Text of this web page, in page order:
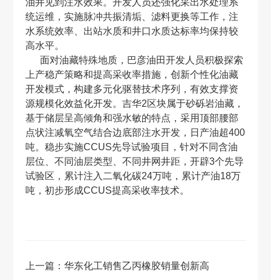
统运维，实施脉冲共振清垢、滤料更换等工作，注
水系统效率、出站水质和井口水质达标率均保持较
高水平。
面对油藏特殊地质，巴彦油田开发人员积极探索
上产稳产策略和提高采收率措施，创新个性化油藏
开发模式，构建多元化驱替技术序列，有效支撑资
源规模化效益化开发。吉华2区块属于砂砾岩油藏，
基于储层呈高倾角和强水敏的特点，采用顶部腰部
点状注减氧空气结合边底部注水开发，日产油超400
吨。稳步实施CCUS先导试验项目，针对不同含油
层位、不同油层类型、不同井网井距，开辟3个先导
试验区，累计注入二氧化碳24万吨，累计产油18万
吨，初步形成CCUS提高采收率技术。
上一篇：华东化工销售乙丙橡胶销量创新高